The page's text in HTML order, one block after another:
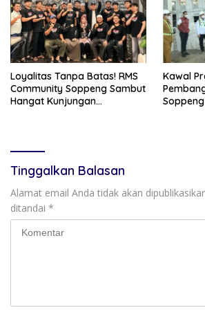
Loyalitas Tanpa Batas! RMS
Community Soppeng Sambut
Hangat Kunjungan
Kawal
Tinggalkan Balasan
Alamat email Anda tidak akan
ditandai *